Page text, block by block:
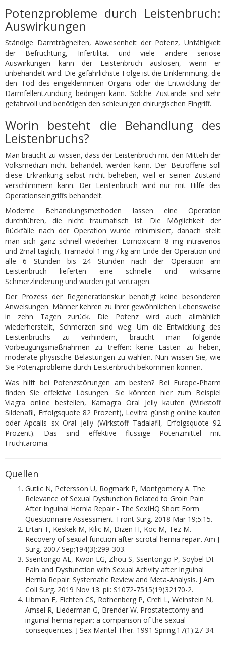
Potenzprobleme durch Leistenbruch:
Auswirkungen
Ständige Darmträgheiten, Abwesenheit der Potenz, Unfähigkeit
der Befruchtung, Infertilität und viele andere seriöse
Auswirkungen kann der Leistenbruch auslösen, wenn er
unbehandelt wird. Die gefährlichste Folge ist die Einklemmung, die
den Tod des eingeklemmten Organs oder die Entwicklung der
Darmfellentzündung bedingen kann. Solche Zustände sind sehr
gefahrvoll und benötigen den schleunigen chirurgischen Eingriff.
Worin besteht die Behandlung des
Leistenbruchs?
Man braucht zu wissen, dass der Leistenbruch mit den Mitteln der
Volksmedizin nicht behandelt werden kann. Der Betroffene soll
diese Erkrankung selbst nicht beheben, weil er seinen Zustand
verschlimmern kann. Der Leistenbruch wird nur mit Hilfe des
Operationseingriffs behandelt.
Moderne Behandlungsmethoden lassen eine Operation
durchführen, die nicht traumatisch ist. Die Möglichkeit der
Rückfälle nach der Operation wurde minimisiert, danach stellt
man sich ganz schnell wiederher. Lornoxicam 8 mg intravenös
und 2mal täglich, Tramadol 1 mg / kg am Ende der Operation und
alle 6 Stunden bis 24 Stunden nach der Operation am
Leistenbruch lieferten eine schnelle und wirksame
Schmerzlinderung und wurden gut vertragen.
Der Prozess der Regenerationskur benötigt keine besonderen
Anweisungen. Männer kehren zu ihrer gewöhnlichen Lebensweise
in zehn Tagen zurück. Die Potenz wird auch allmählich
wiederherstellt, Schmerzen sind weg. Um die Entwicklung des
Leistenbruchs zu verhindern, braucht man folgende
Vorbeugungsmaßnahmen zu treffen: keine Lasten zu heben,
moderate physische Belastungen zu wählen. Nun wissen Sie, wie
Sie Potenzprobleme durch Leistenbruch bekommen können.
Was hilft bei Potenzstörungen am besten? Bei Europe-Pharm
finden Sie effektive Lösungen. Sie könnten hier zum Beispiel
Viagra online bestellen, Kamagra Oral Jelly kaufen (Wirkstoff
Sildenafil, Erfolgsquote 82 Prozent), Levitra günstig online kaufen
oder Apcalis sx Oral Jelly (Wirkstoff Tadalafil, Erfolgsquote 92
Prozent). Das sind effektive flüssige Potenzmittel mit
Fruchtaroma.
Quellen
Gutlic N, Petersson U, Rogmark P, Montgomery A. The
Relevance of Sexual Dysfunction Related to Groin Pain
After Inguinal Hernia Repair - The SexIHQ Short Form
Questionnaire Assessment. Front Surg. 2018 Mar 19;5:15.
Ertan T, Keskek M, Kilic M, Dizen H, Koc M, Tez M.
Recovery of sexual function after scrotal hernia repair. Am J
Surg. 2007 Sep;194(3):299-303.
Ssentongo AE, Kwon EG, Zhou S, Ssentongo P, Soybel DI.
Pain and Dysfunction with Sexual Activity after Inguinal
Hernia Repair: Systematic Review and Meta-Analysis. J Am
Coll Surg. 2019 Nov 13. pii: S1072-7515(19)32170-2.
Libman E, Fichten CS, Rothenberg P, Creti L, Weinstein N,
Amsel R, Liederman G, Brender W. Prostatectomy and
inguinal hernia repair: a comparison of the sexual
consequences. J Sex Marital Ther. 1991 Spring;17(1):27-34.